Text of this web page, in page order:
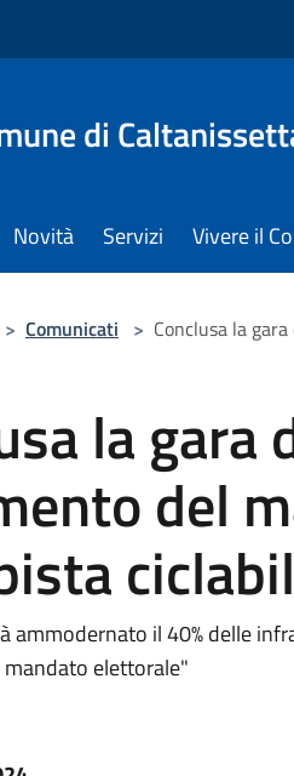
di
Novità Servizi Vivere il
> Comunicati > Conclusa la
la gara
del
ammodernato il 40% delle
elettorale"